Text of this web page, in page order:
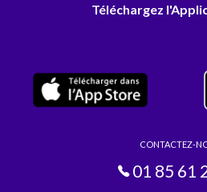
Téléchargez
CONTACTEZ-
01 85 61